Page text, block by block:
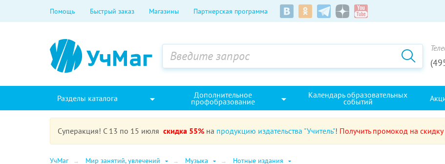
Помощь Быстрый заказ Магазины Партнерская программа
Разделы каталога Дополнительное
профобразование
Календарь образовательных
событий
Суперакция! С 13 по 15 июля скидка 55% на продукцию издательства "Учитель"! Получить промокод на скидку
УчМаг Мир занятий, увлечений Музыка Нотные издания